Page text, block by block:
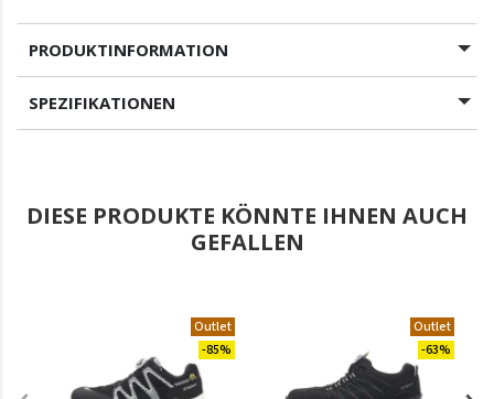
PRODUKTINFORMATION
SPEZIFIKATIONEN
DIESE PRODUKTE KÖNNTE IHNEN AUCH
GEFALLEN
Outlet
-85%
Outlet
-63%